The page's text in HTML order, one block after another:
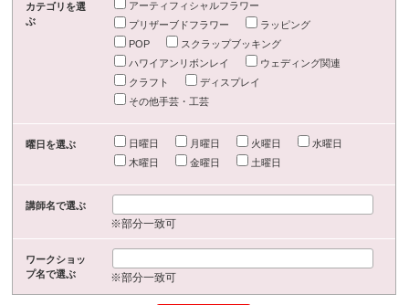
カテゴリを選
ぶ
アーティフィシャルフラワー
プリザーブドフラワー
ラッピング
POP
スクラップブッキング
ハワイアンリボンレイ
ウェディング関連
クラフト
ディスプレイ
その他手芸・工芸
曜日を選ぶ 日曜日 月曜日 火曜日
水曜日
木曜日
金曜日 土曜日
講師名で選ぶ
※部分一致可
ワークショッ
プ名で選ぶ
※部分一致可